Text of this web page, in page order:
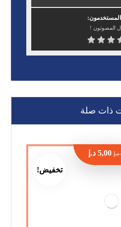
المستخدمون:
المصوتون !
ذات صلة
تخفيض!
د.إ 5,00 د.إ